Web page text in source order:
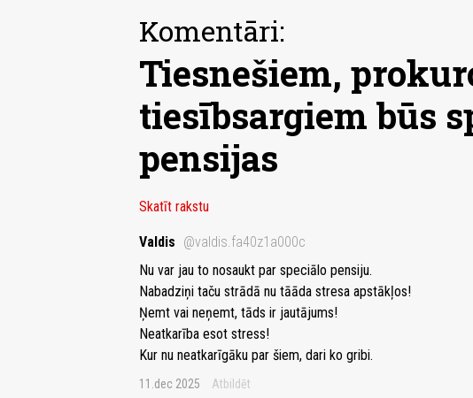
Komentāri:
Tiesnešiem,
tiesībsargiem būs
pensijas
Skatīt rakstu
Valdis @valdis.fa40z1a000c
Nu var jau to nosaukt par speciālo pensiju.
Nabadziņi taču strādā nu tāāda stresa apstākļos!
Ņemt vai neņemt, tāds ir jautājums!
Neatkarība esot stress!
Kur nu neatkarīgāku par šiem, dari ko gribi.
11.dec 2025 Atbildēt